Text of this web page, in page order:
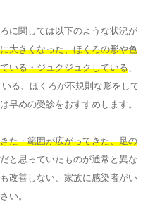
に関しては以下のような状況が
大きくなった、ほくろの形や色
いる・ジュクジュクしている
る、ほくろが不規則な形をして
早めの受診をおすすめします。
た・範囲が広がってきた、足の
だと思っていたものが通常と異な
改善しない、家族に感染者がい
い。